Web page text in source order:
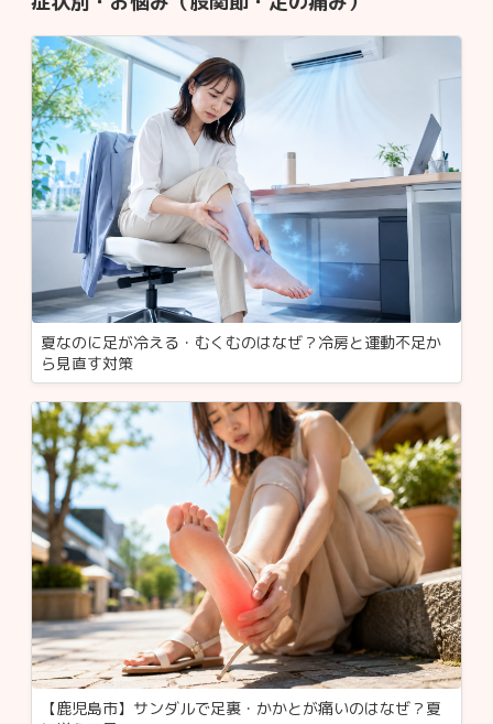
夏なのに足が冷える・むくむのはなぜ？冷房と運動不足か
ら見直す対策
【鹿児島市】サンダルで足裏・かかとが痛いのはなぜ？夏